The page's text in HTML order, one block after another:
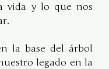
vida y lo que nos
la base del árbol
legado en la